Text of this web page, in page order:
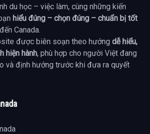
du học – việc làm, cùng những kiến
hiểu đúng – chọn đúng – chuẩn bị tốt
Canada.
được biên soạn theo hướng dễ hiểu,
hiện hành, phù hợp cho người Việt đang
và định hướng trước khi đưa ra quyết